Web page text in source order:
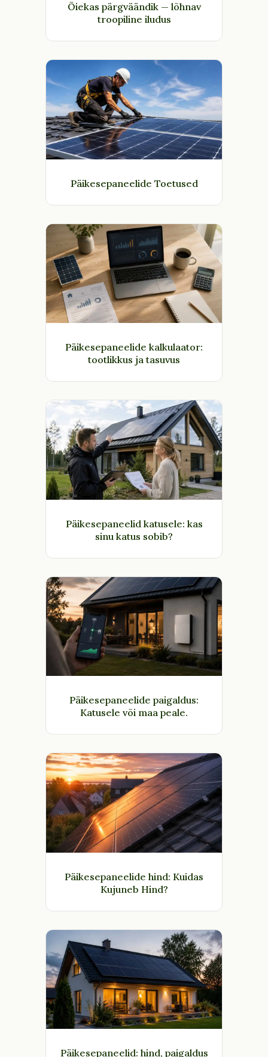
Õiekas pärgväändik — lõhnav
troopiline iludus
Päikesepaneelide Toetused
Päikesepaneelide kalkulaator:
tootlikkus ja tasuvus
Päikesepaneelid katusele: kas
sinu katus sobib?
Päikesepaneelide paigaldus:
Katusele või maa peale.
Päikesepaneelide hind: Kuidas
Kujuneb Hind?
Päikesepaneelid: hind, paigaldus